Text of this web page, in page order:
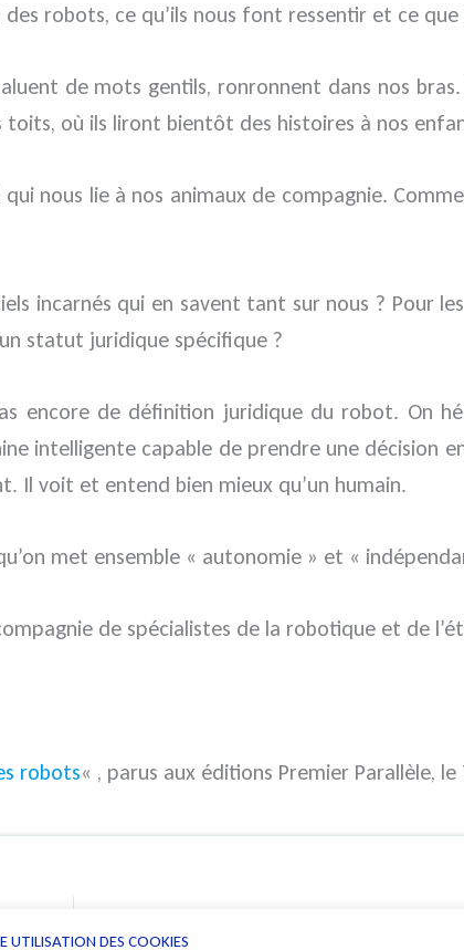
robots, ce qu’ils nous font ressentir et ce
de mots gentils, ronronnent dans nos
toits, où ils liront bientôt des histoires à nos
nous lie à nos animaux de compagnie.
incarnés qui en savent tant sur nous ? Pour
statut juridique spécifique ?
encore de définition juridique du robot. On
intelligente capable de prendre une décision
Il voit et entend bien mieux qu’un humain.
met ensemble « autonomie » et «
de spécialistes de la robotique et de
robots« , parus aux éditions Premier Parallèle, le
UTILISATION DES COOKIES